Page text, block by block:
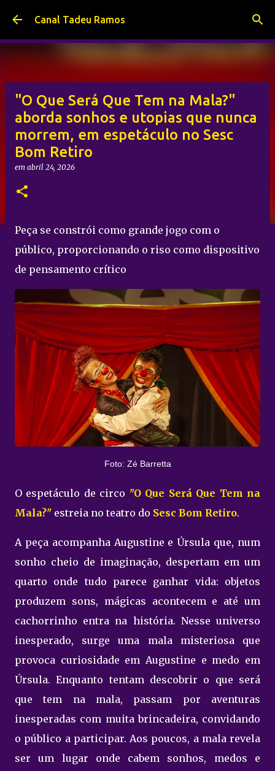
Pular para o conteúdo principal
Canal Tadeu Ramos
"O Que Será Que Tem na Mala?"
aborda sonhos e utopias que nunca
morrem, em espetáculo no Sesc
Bom Retiro
em abril 24, 2026
Peça se constrói como grande jogo com o
público, proporcionando o riso como dispositivo
de pensamento crítico
Foto: Zé Barretta
O espetáculo de circo "O Que Será Que Tem na
Mala?" estreia no teatro do Sesc Bom Retiro.
A peça acompanha Augustine e Úrsula que, num
sonho cheio de imaginação, despertam em um
quarto onde tudo parece ganhar vida: objetos
produzem sons, mágicas acontecem e até um
cachorrinho entra na história. Nesse universo
inesperado, surge uma mala misteriosa que
provoca curiosidade em Augustine e medo em
Úrsula. Enquanto tentam descobrir o que será
que tem na mala, passam por aventuras
inesperadas com muita brincadeira, convidando
o público a participar. Aos poucos, a mala revela
ser um lugar onde cabem sonhos, medos e